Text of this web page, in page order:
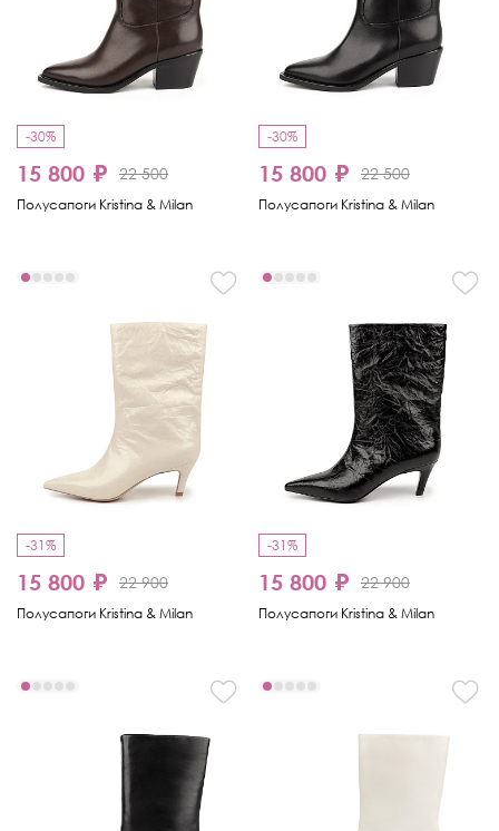
-30%
15 800 ₽ 22 500
Полусапоги Kristina & Milan
-30%
15 800 ₽ 22 500
Полусапоги Kristina & Milan
-31%
15 800 ₽ 22 900
Полусапоги Kristina & Milan
-31%
15 800 ₽ 22 900
Полусапоги Kristina & Milan